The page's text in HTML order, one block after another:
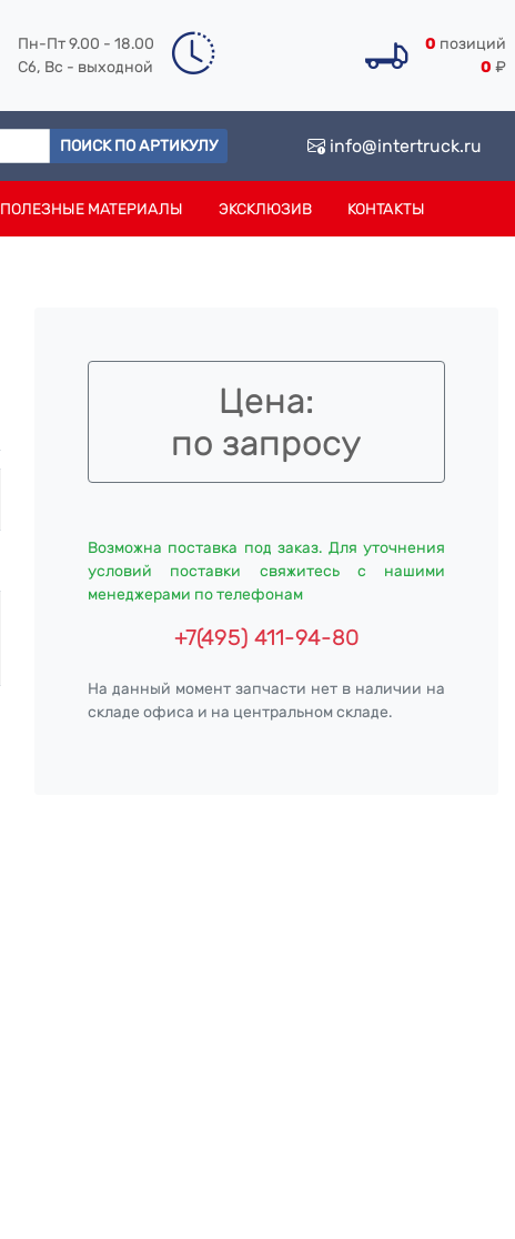
Пн-Пт 9.00 - 18.00
Сб, Вс - выходной
0 позиций
0 ₽
ПОИСК ПО АРТИКУЛУ info@intertruck.ru
ПОЛЕЗНЫЕ МАТЕРИАЛЫ ЭКСКЛЮЗИВ КОНТАКТЫ
Цена:
по запросу
Возможна поставка под заказ. Для уточнения
условий поставки свяжитесь с нашими
менеджерами по телефонам
+7(495) 411-94-80
На данный момент запчасти нет в наличии на
складе офиса и на центральном складе.